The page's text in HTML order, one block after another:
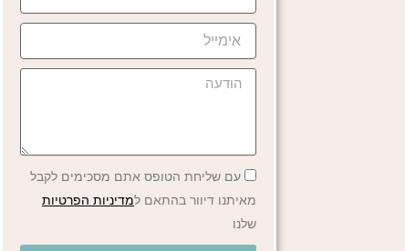
אימייל
הודעה
עם שליחת הטופס אתם מסכימים לקבל
מאיתנו דיוור בהתאם למדיניות הפרטיות
שלנו